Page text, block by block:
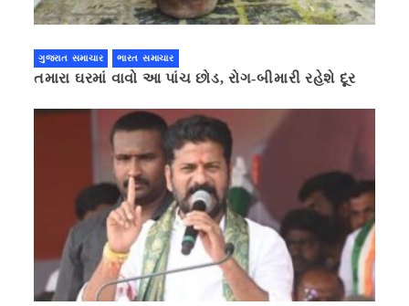
ગુજરાત સમાચાર ભારત સમાચાર
તમારા ઘરમાં વાવો આ પાંચ છોડ, રોગ-બીમારી રહેશે દૂર